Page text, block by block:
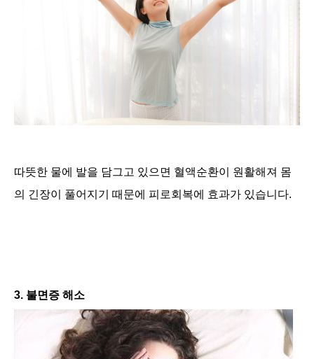
따뜻한 물에 발을 담그고 있으면 혈액순환이 원활해져 몸
의 긴장이 풀어지기 때문에 피로회복에 효과가 있습니다.
3. 불면증 해소